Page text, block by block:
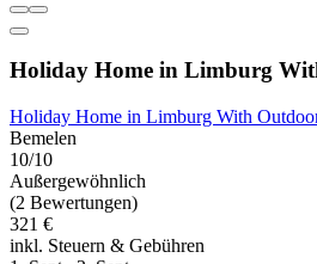
Holiday Home in Limburg
Holiday Home in Limburg With
Bemelen
10/10
Außergewöhnlich
(2 Bewertungen)
321 €
inkl. Steuern & Gebühren